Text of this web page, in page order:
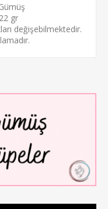
gr
değişebilmektedir.